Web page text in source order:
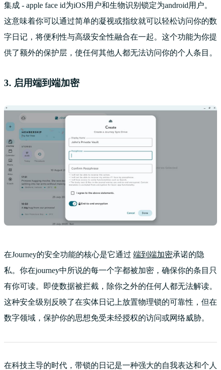
集成 - apple face id为iOS用户和生物识别锁定为android用户。
这意味着你可以通过简单的凝视或指纹就可以轻松访问你的数
字日记，将便利性与高级安全性融合在一起。这个功能为你提
供了额外的保护层，使任何其他人都无法访问你的个人条目。
3. 启用端到端加密
在Journey的安全功能的核心是它通过 端到端加密承诺的隐
私。你在journey中所说的每一个字都被加密，确保你的条目只
有你可读。即使数据被拦截，除你之外的任何人都无法解读。
这种安全级别反映了在实体日记上放置物理锁的可靠性，但在
数字领域，保护你的思想免受未经授权的访问或网络威胁。
在科技主导的时代，带锁的日记是一种强大的自我表达和个人